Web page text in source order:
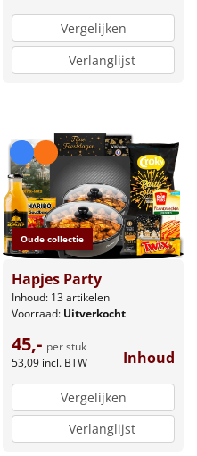
Vergelijken
Verlanglijst
Oude collectie
Hapjes Party
Inhoud: 13 artikelen
Voorraad: Uitverkocht
45,- per stuk
53,09 incl. BTW Inhoud
Vergelijken
Verlanglijst